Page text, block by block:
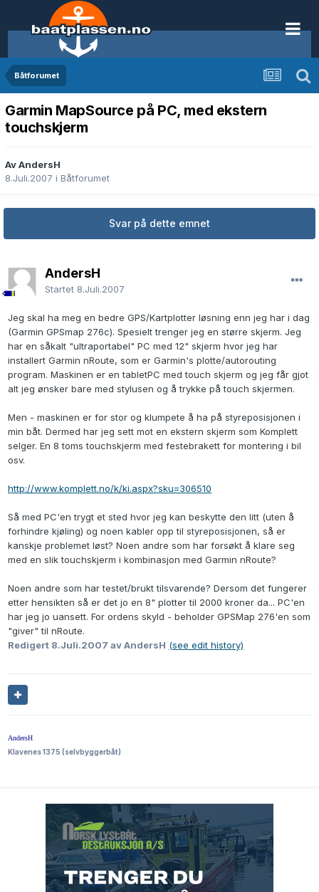
Båtforumet
Garmin MapSource på PC, med ekstern
touchskjerm
Av AndersH
8.Juli.2007 i Båtforumet
Svar på dette emnet
AndersH
Startet 8.Juli.2007
Jeg skal ha meg en bedre GPS/Kartplotter løsning enn jeg har i dag
(Garmin GPSmap 276c). Spesielt trenger jeg en større skjerm. Jeg
har en såkalt "ultraportabel" PC med 12" skjerm hvor jeg har
installert Garmin nRoute, som er Garmin's plotte/autorouting
program. Maskinen er en tabletPC med touch skjerm og jeg får gjot
alt jeg ønsker bare med stylusen og å trykke på touch skjermen.
Men - maskinen er for stor og klumpete å ha på styreposisjonen i
min båt. Dermed har jeg sett mot en ekstern skjerm som Komplett
selger. En 8 toms touchskjerm med festebrakett for montering i bil
osv.
http://www.komplett.no/k/ki.aspx?sku=306510
Så med PC'en trygt et sted hvor jeg kan beskytte den litt (uten å
forhindre kjøling) og noen kabler opp til styreposisjonen, så er
kanskje problemet løst? Noen andre som har forsøkt å klare seg
med en slik touchskjerm i kombinasjon med Garmin nRoute?
Noen andre som har testet/brukt tilsvarende? Dersom det fungerer
etter hensikten så er det jo en 8" plotter til 2000 kroner da... PC'en
har jeg jo uansett. For ordens skyld - beholder GPSMap 276'en som
"giver" til nRoute.
Redigert 8.Juli.2007 av AndersH (see edit history)
AndersH
Klavenes 1375 (selvbyggerbåt)